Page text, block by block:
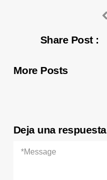
Share Post :
More Posts
Deja una respuesta